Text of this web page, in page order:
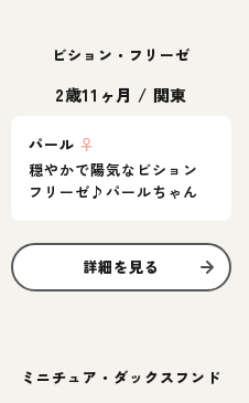
ビション・フリーゼ
2歳11ヶ月 / 関東
パール ♀
穏やかで陽気なビション
フリーゼ♪パールちゃん
詳細を見る
ミニチュア・ダックスフンド